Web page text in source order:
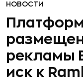
НОВОСТИ
рекламы
иск к